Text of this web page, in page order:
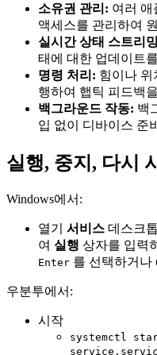
소유권 관리: 여러 애
액세스를 관리하여
실시간 상태 스트리
태에 대한 업데이트
명령 처리: 힘이나 위
행하여 햅틱 피드백
백그라운드 작동: 백
입 없이 디바이스 준
실행, 중지, 다시
Windows에서:
열기 서비스 데스크
여 실행 상자를 입력
Enter 를 선택하거나
우분투에서:
시작
systemctl